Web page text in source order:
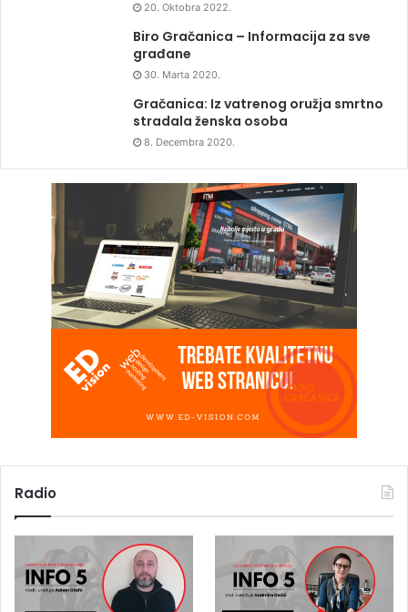
20. Oktobra 2022.
Biro Gračanica – Informacija za sve
građane
30. Marta 2020.
Gračanica: Iz vatrenog oružja smrtno
stradala ženska osoba
8. Decembra 2020.
Radio